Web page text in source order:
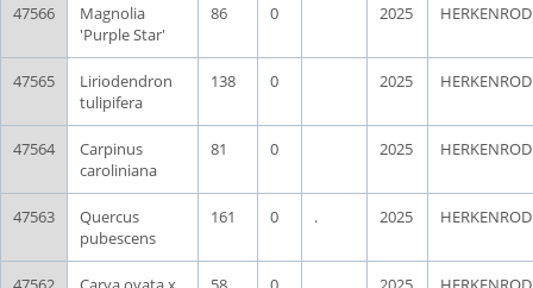
47566
Magnolia
'Purple Star'
86 0 2025
47565
Liriodendron
tulipifera
138 0 2025
47564
Carpinus
caroliniana
81 0 2025
47563
Quercus
pubescens
161 0 . 2025